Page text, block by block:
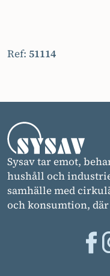
Ref: 51114
Sysav tar emot,
hushåll och
samhälle med
och konsumtion,